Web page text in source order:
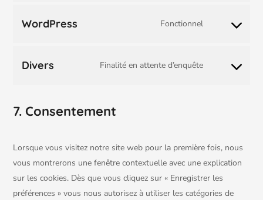
WordPress Fonctionnel
Divers Finalité en attente d’enquête
7. Consentement
Lorsque vous visitez notre site web pour la première fois, nous
vous montrerons une fenêtre contextuelle avec une explication
sur les cookies. Dès que vous cliquez sur « Enregistrer les
préférences » vous nous autorisez à utiliser les catégories de